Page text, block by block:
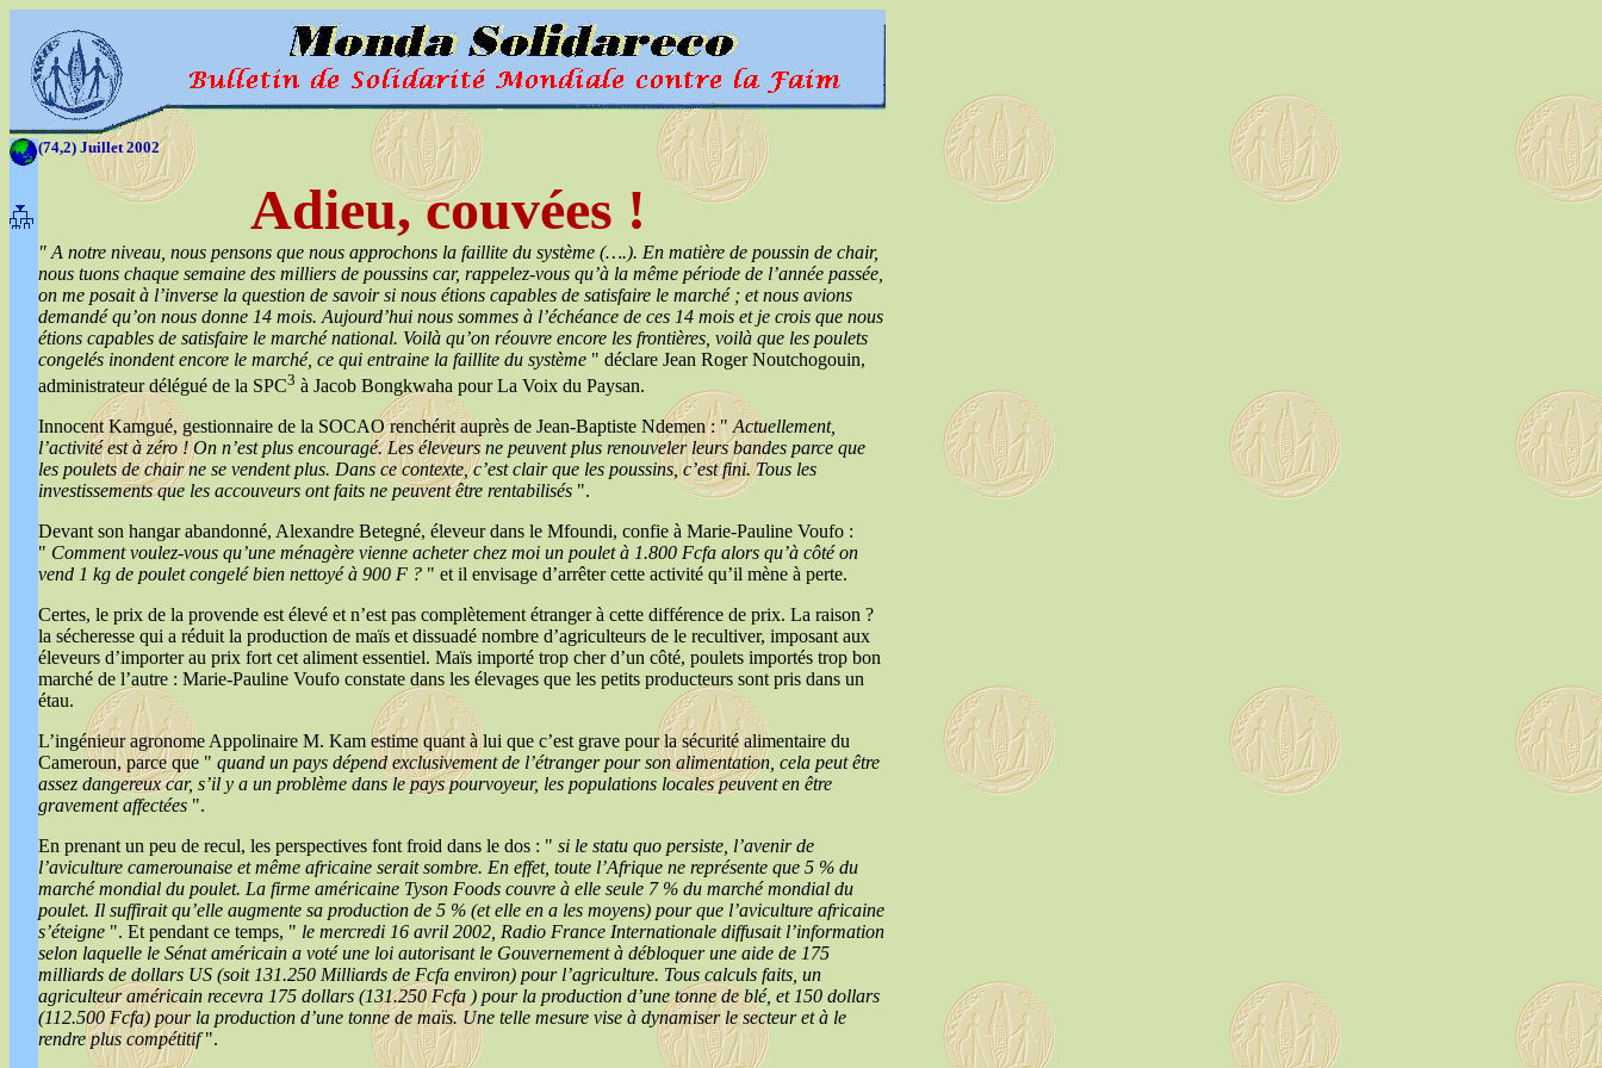
(74,2) Juillet 2002
Adieu, couvées !
" A notre niveau, nous pensons que nous approchons la faillite du système (….). En matière de poussin de chair,
nous tuons chaque semaine des milliers de poussins car, rappelez-vous qu’à la même période de l’année passée,
on me posait à l’inverse la question de savoir si nous étions capables de satisfaire le marché ; et nous avions
demandé qu’on nous donne 14 mois. Aujourd’hui nous sommes à l’échéance de ces 14 mois et je crois que nous
étions capables de satisfaire le marché national. Voilà qu’on réouvre encore les frontières, voilà que les poulets
congelés inondent encore le marché, ce qui entraine la faillite du système " déclare Jean Roger Noutchogouin,
administrateur délégué de la SPC3 à Jacob Bongkwaha pour La Voix du Paysan.
Innocent Kamgué, gestionnaire de la SOCAO renchérit auprès de Jean-Baptiste Ndemen : " Actuellement,
l’activité est à zéro ! On n’est plus encouragé. Les éleveurs ne peuvent plus renouveler leurs bandes parce que
les poulets de chair ne se vendent plus. Dans ce contexte, c’est clair que les poussins, c’est fini. Tous les
investissements que les accouveurs ont faits ne peuvent être rentabilisés ".
Devant son hangar abandonné, Alexandre Betegné, éleveur dans le Mfoundi, confie à Marie-Pauline Voufo :
" Comment voulez-vous qu’une ménagère vienne acheter chez moi un poulet à 1.800 Fcfa alors qu’à côté on
vend 1 kg de poulet congelé bien nettoyé à 900 F ? " et il envisage d’arrêter cette activité qu’il mène à perte.
Certes, le prix de la provende est élevé et n’est pas complètement étranger à cette différence de prix. La raison ?
la sécheresse qui a réduit la production de maïs et dissuadé nombre d’agriculteurs de le recultiver, imposant aux
éleveurs d’importer au prix fort cet aliment essentiel. Maïs importé trop cher d’un côté, poulets importés trop bon
marché de l’autre : Marie-Pauline Voufo constate dans les élevages que les petits producteurs sont pris dans un
étau.
L’ingénieur agronome Appolinaire M. Kam estime quant à lui que c’est grave pour la sécurité alimentaire du
Cameroun, parce que " quand un pays dépend exclusivement de l’étranger pour son alimentation, cela peut être
assez dangereux car, s’il y a un problème dans le pays pourvoyeur, les populations locales peuvent en être
gravement affectées ".
En prenant un peu de recul, les perspectives font froid dans le dos : " si le statu quo persiste, l’avenir de
l’aviculture camerounaise et même africaine serait sombre. En effet, toute l’Afrique ne représente que 5 % du
marché mondial du poulet. La firme américaine Tyson Foods couvre à elle seule 7 % du marché mondial du
poulet. Il suffirait qu’elle augmente sa production de 5 % (et elle en a les moyens) pour que l’aviculture africaine
s’éteigne ". Et pendant ce temps, " le mercredi 16 avril 2002, Radio France Internationale diffusait l’information
selon laquelle le Sénat américain a voté une loi autorisant le Gouvernement à débloquer une aide de 175
milliards de dollars US (soit 131.250 Milliards de Fcfa environ) pour l’agriculture. Tous calculs faits, un
agriculteur américain recevra 175 dollars (131.250 Fcfa ) pour la production d’une tonne de blé, et 150 dollars
(112.500 Fcfa) pour la production d’une tonne de maïs. Une telle mesure vise à dynamiser le secteur et à le
rendre plus compétitif".